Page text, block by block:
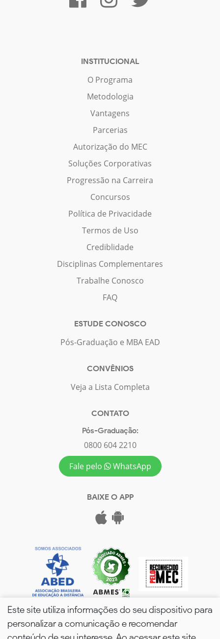
INSTITUCIONAL
O Programa
Metodologia
Vantagens
Parcerias
Autorização do MEC
Soluções Corporativas
Progressão na Carreira
Concursos
Política de Privacidade
Termos de Uso
Crediblidade
Disciplinas Complementares
Trabalhe Conosco
FAQ
ESTUDE CONOSCO
Pós-Graduação e MBA EAD
CONVÊNIOS
Veja a Lista Completa
CONTATO
Pós-Graduação:
0800 604 2210
Fale pelo
WhatsApp
BAIXE O APP
Este site utiliza informações do seu dispositivo para
personalizar a comunicação e recomendar